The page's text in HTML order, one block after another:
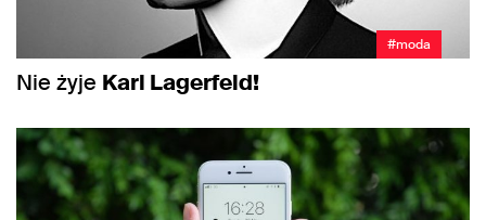
#moda
Nie żyje Karl Lagerfeld!